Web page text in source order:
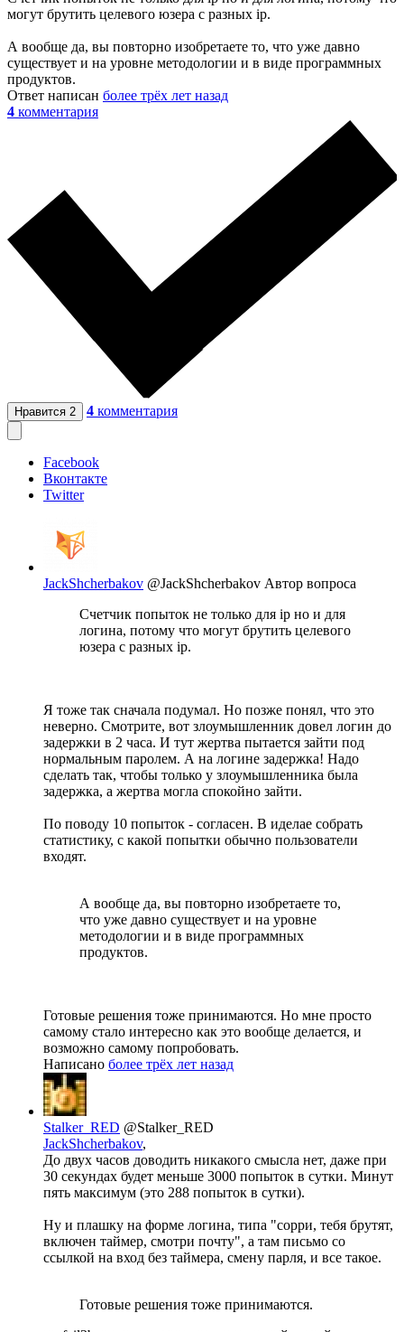
могут брутить целевого юзера с разных ip.
А вообще да, вы повторно изобретаете то, что уже давно
существует и на уровне методологии и в виде программных
продуктов.
Ответ написан более трёх лет назад
4 комментария
Нравится 2 4 комментария
Facebook
Вконтакте
Twitter
JackShcherbakov @JackShcherbakov Автор вопроса
Счетчик попыток не только для ip но и для
логина, потому что могут брутить целевого
юзера с разных ip.
Я тоже так сначала подумал. Но позже понял, что это
неверно. Смотрите, вот злоумышленник довел логин до
задержки в 2 часа. И тут жертва пытается зайти под
нормальным паролем. А на логине задержка! Надо
сделать так, чтобы только у злоумышленника была
задержка, а жертва могла спокойно зайти.
По поводу 10 попыток - согласен. В иделае собрать
статистику, с какой попытки обычно пользователи
входят.
А вообще да, вы повторно изобретаете то,
что уже давно существует и на уровне
методологии и в виде программных
продуктов.
Готовые решения тоже принимаются. Но мне просто
самому стало интересно как это вообще делается, и
возможно самому попробовать.
Написано более трёх лет назад
Stalker_RED @Stalker_RED
JackShcherbakov,
До двух часов доводить никакого смысла нет, даже при
30 секундах будет меньше 3000 попыток в сутки. Минут
пять максимум (это 288 попыток в сутки).
Ну и плашку на форме логина, типа "сорри, тебя брутят,
включен таймер, смотри почту", а там письмо со
ссылкой на вход без таймера, смену парля, и все такое.
Готовые решения тоже принимаются.